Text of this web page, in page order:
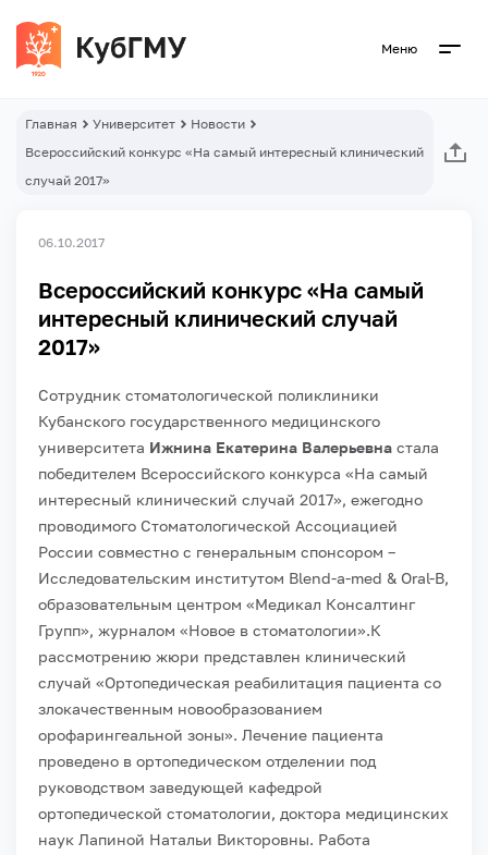
Меню
Главная Университет
Новости
Всероссийский конкурс «На самый интересный клинический
случай 2017»
06.10.2017
Всероссийский конкурс «На самый
интересный клинический случай
2017»
Сотрудник стоматологической поликлиники
Кубанского государственного медицинского
университета Ижнина Екатерина Валерьевна стала
победителем Всероссийского конкурса «На самый
интересный клинический случай 2017», ежегодно
проводимого Стоматологической Ассоциацией
России совместно с генеральным спонсором –
Исследовательским институтом Blend-a-med & Oral-B,
образовательным центром «Медикал Консалтинг
Групп», журналом «Новое в стоматологии».К
рассмотрению жюри представлен клинический
случай «Ортопедическая реабилитация пациента со
злокачественным новообразованием
орофарингеальной зоны». Лечение пациента
проведено в ортопедическом отделении под
руководством заведующей кафедрой
ортопедической стоматологии, доктора медицинских
наук Лапиной Натальи Викторовны. Работа